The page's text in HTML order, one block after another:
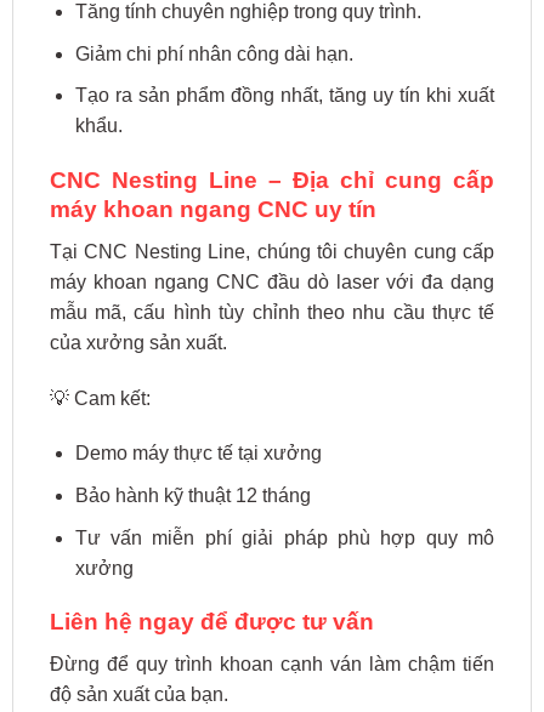
Tăng tính chuyên nghiệp trong quy trình.
Giảm chi phí nhân công dài hạn.
Tạo ra sản phẩm đồng nhất, tăng uy tín khi xuất
khẩu.
CNC Nesting Line – Địa chỉ cung cấp
máy khoan ngang CNC uy tín
Tại CNC Nesting Line, chúng tôi chuyên cung cấp
máy khoan ngang CNC đầu dò laser với đa dạng
mẫu mã, cấu hình tùy chỉnh theo nhu cầu thực tế
của xưởng sản xuất.
💡 Cam kết:
Demo máy thực tế tại xưởng
Bảo hành kỹ thuật 12 tháng
Tư vấn miễn phí giải pháp phù hợp quy mô
xưởng
Liên hệ ngay để được tư vấn
Đừng để quy trình khoan cạnh ván làm chậm tiến
độ sản xuất của bạn.